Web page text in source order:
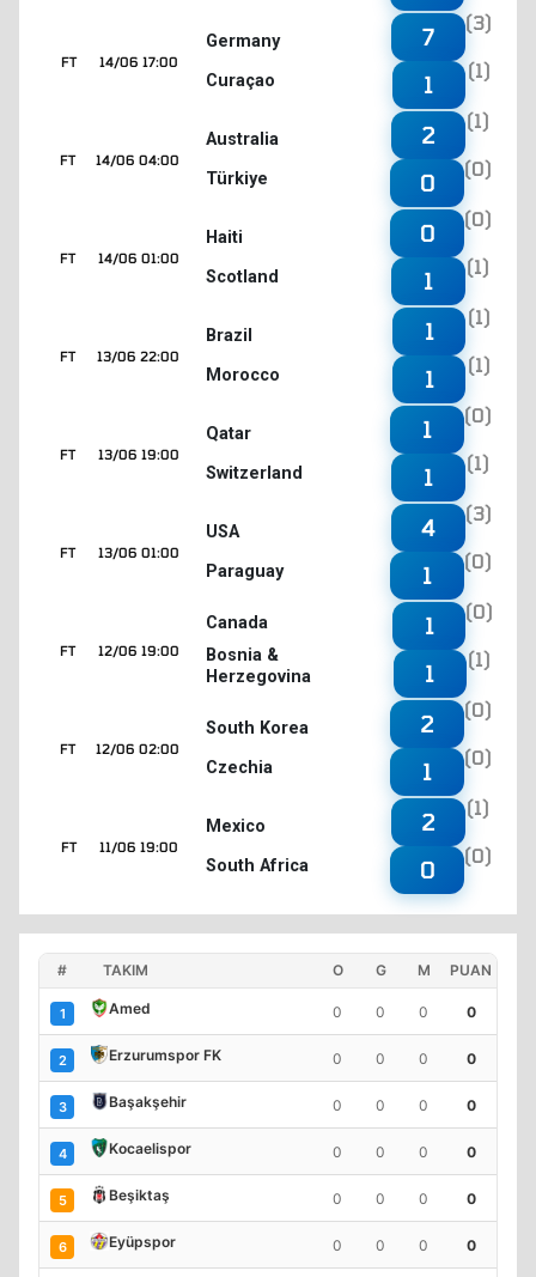
14/06 17:00
FT
Germany
Curaçao
7
(3)
1
(1)
14/06 04:00
FT
Australia
Türkiye
2
(1)
0
(0)
14/06 01:00
FT
Haiti
Scotland
0
(0)
1
(1)
13/06 22:00
FT
Brazil
Morocco
1
(1)
1
(1)
13/06 19:00
FT
Qatar
Switzerland
1
(0)
1
(1)
13/06 01:00
FT
USA
Paraguay
4
(3)
1
(0)
12/06 19:00
FT
Canada
Bosnia &
Herzegovina
1
(0)
1
(1)
12/06 02:00
FT
South Korea
Czechia
2
(0)
1
(0)
11/06 19:00
FT
Mexico
South Africa
2
(1)
0
(0)
# TAKIM O G M PUAN
1 Amed 0 0 0 0
2 Erzurumspor FK 0 0 0 0
3 Başakşehir 0 0 0 0
4 Kocaelispor 0 0 0 0
5 Beşiktaş 0 0 0 0
6 Eyüpspor 0 0 0 0